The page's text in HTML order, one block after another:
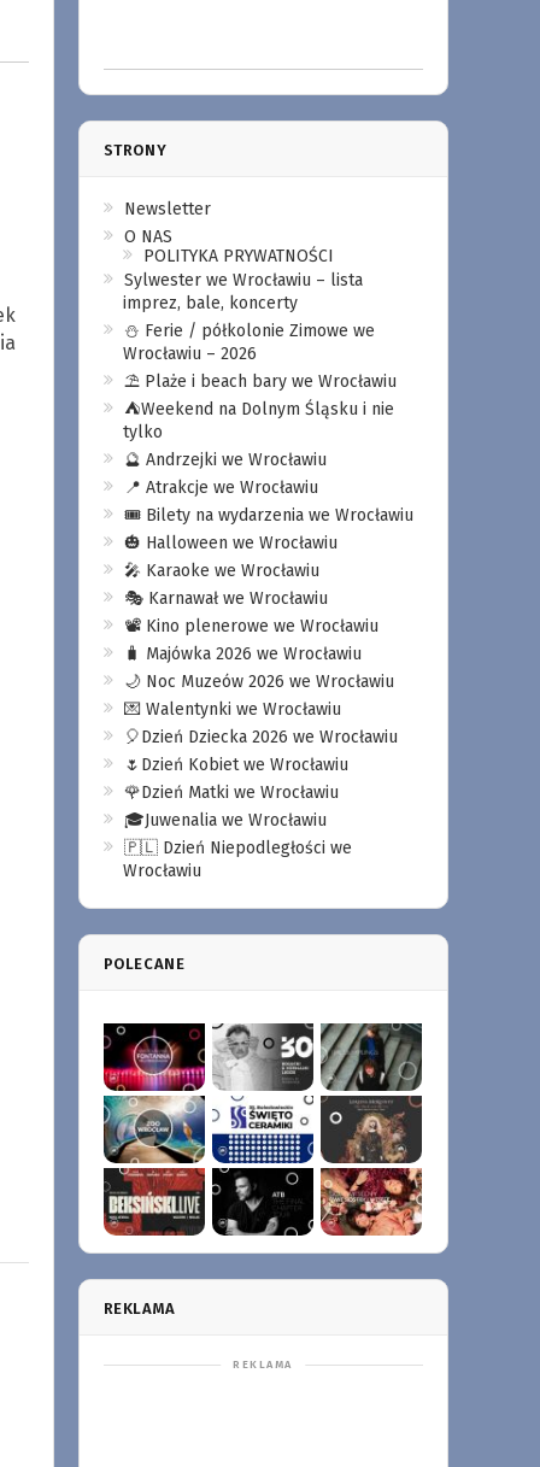
STRONY
Newsletter
O NAS
POLITYKA PRYWATNOŚCI
Sylwester we Wrocławiu – lista
imprez, bale, koncerty
⛄️ Ferie / półkolonie Zimowe we
Wrocławiu – 2026
⛱️ Plaże i beach bary we Wrocławiu
⛺️Weekend na Dolnym Śląsku i nie
tylko
🔮 Andrzejki we Wrocławiu
📍 Atrakcje we Wrocławiu
🎟️ Bilety na wydarzenia we Wrocławiu
🎃 Halloween we Wrocławiu
🎤 Karaoke we Wrocławiu
🎭 Karnawał we Wrocławiu
📽️ Kino plenerowe we Wrocławiu
🧳 Majówka 2026 we Wrocławiu
🌙 Noc Muzeów 2026 we Wrocławiu
💌 Walentynki we Wrocławiu
🎈Dzień Dziecka 2026 we Wrocławiu
🌷Dzień Kobiet we Wrocławiu
🌹Dzień Matki we Wrocławiu
🎓Juwenalia we Wrocławiu
🇵🇱 Dzień Niepodległości we
Wrocławiu
POLECANE
REKLAMA